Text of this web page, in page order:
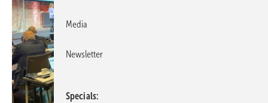
Media
Newsletter
Specials